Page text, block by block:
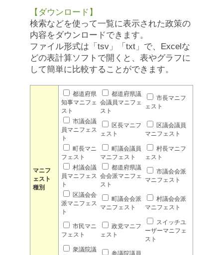
【ダウンロード】
検索などを使って一覧に表示された政策の
内容をダウンロードできます。
ファイル形式は「tsv」「txt」で、Excelな
どの表計算ソフトで開くと、表やグラフに
して簡単に比較することができます。
マニフ
ェスト
種別
都道府県
知事マニフェ
スト
都道府県議
会議員マニフェ
スト
市長マニフ
ェスト
市議会議
員マニフェス
ト
区長マニフ
ェスト
区議会議員
マニフェスト
町長マニ
フェスト
町議会議員
マニフェスト
村長マニフ
ェスト
村議会議
員マニフェス
ト
都道府県議
会会派マニフェ
スト
市議会会派
マニフェスト
区議会会
派マニフェス
ト
町議会会派
マニフェスト
村議会会派
マニフェスト
市民マニ
フェスト
政党マニフ
ェスト
スイッチユ
ーザーマニフェ
スト
衆議院議
参議院議員